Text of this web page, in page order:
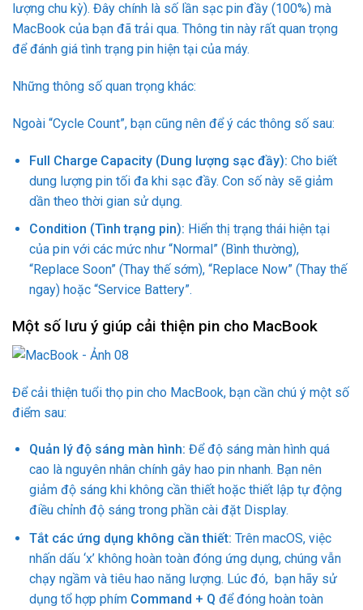
lượng chu kỳ). Đây chính là số lần sạc pin đầy (100%) mà
MacBook của bạn đã trải qua. Thông tin này rất quan trọng
để đánh giá tình trạng pin hiện tại của máy​.
Những thông số quan trọng khác:
Ngoài “Cycle Count”, bạn cũng nên để ý các thông số sau:
Full Charge Capacity (Dung lượng sạc đầy): Cho biết
dung lượng pin tối đa khi sạc đầy. Con số này sẽ giảm
dần theo thời gian sử dụng.
Condition (Tình trạng pin): Hiển thị trạng thái hiện tại
của pin với các mức như “Normal” (Bình thường),
“Replace Soon” (Thay thế sớm), “Replace Now” (Thay thế
ngay) hoặc “Service Battery”​.
Một số lưu ý giúp cải thiện pin cho MacBook
Để cải thiện tuổi thọ pin cho MacBook, bạn cần chú ý một số
điểm sau:
Quản lý độ sáng màn hình: Để độ sáng màn hình quá
cao là nguyên nhân chính gây hao pin nhanh. Bạn nên
giảm độ sáng khi không cần thiết hoặc thiết lập tự động
điều chỉnh độ sáng trong phần cài đặt Display.
Tắt các ứng dụng không cần thiết: Trên macOS, việc
nhấn dấu ‘x’ không hoàn toàn đóng ứng dụng, chúng vẫn
chạy ngầm và tiêu hao năng lượng. Lúc đó, bạn hãy sử
dụng tổ hợp phím Command + Q để đóng hoàn toàn